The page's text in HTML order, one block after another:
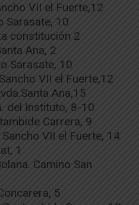
VII el Fuerte,12
Sarasate, 10
constitución 2
Ana, 2
Sarasate, 10
VII el Fuerte,12
Ana,15
del Instituto, 8-10
Carrera, 9
VII el Fuerte, 14
1
Camino San
5